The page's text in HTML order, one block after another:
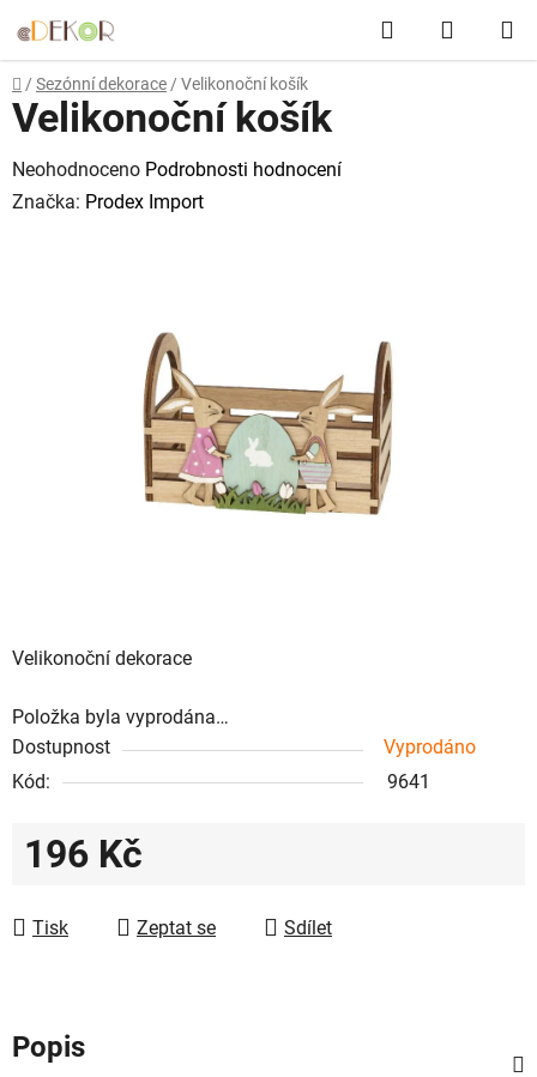
na
obsah
Hledat
KOŠÍK
Domů
/ Sezónní dekorace / Velikonoční košík
Velikonoční dekorace
Položka byla vyprodána…
Dostupnost
Vyprodáno
Kód:
9641
196 Kč
Tisk
Zeptat se Sdílet
Velikonoční košík
Průměrné
hodnocení
Neohodnoceno Podrobnosti hodnocení
Značka: Prodex Import
Popis